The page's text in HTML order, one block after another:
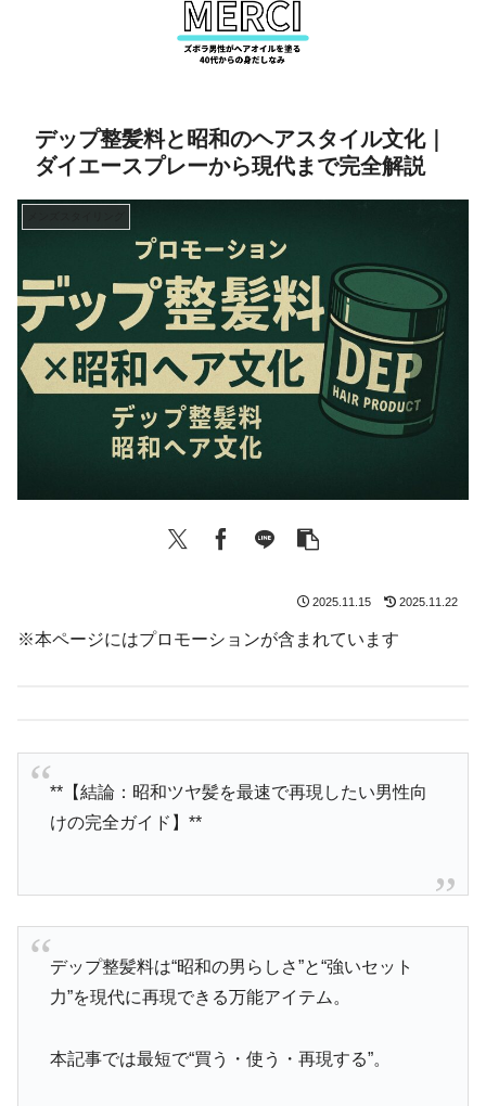
デップ整髪料と昭和のヘアスタイル文化｜
ダイエースプレーから現代まで完全解説
2025.11.15 2025.11.22
※本ページにはプロモーションが含まれています
**【結論：昭和ツヤ髪を最速で再現したい男性向
けの完全ガイド】**
デップ整髪料は“昭和の男らしさ”と“強いセット
力”を現代に再現できる万能アイテム。
本記事では最短で“買う・使う・再現する”。